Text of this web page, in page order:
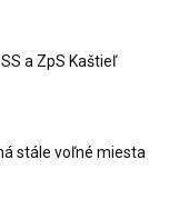
a ZpS Kaštieľ
stále voľné miesta